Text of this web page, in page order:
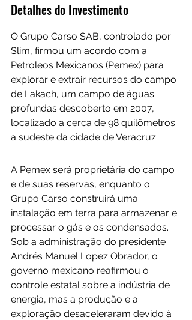
Detalhes do Investimento
O Grupo Carso SAB, controlado por
Slim, firmou um acordo com a
Petroleos Mexicanos (Pemex) para
explorar e extrair recursos do campo
de Lakach, um campo de águas
profundas descoberto em 2007,
localizado a cerca de 98 quilômetros
a sudeste da cidade de Veracruz.
A Pemex será proprietária do campo
e de suas reservas, enquanto o
Grupo Carso construirá uma
instalação em terra para armazenar e
processar o gás e os condensados.
Sob a administração do presidente
Andrés Manuel Lopez Obrador, o
governo mexicano reafirmou o
controle estatal sobre a indústria de
energia, mas a produção e a
exploração desaceleraram devido à